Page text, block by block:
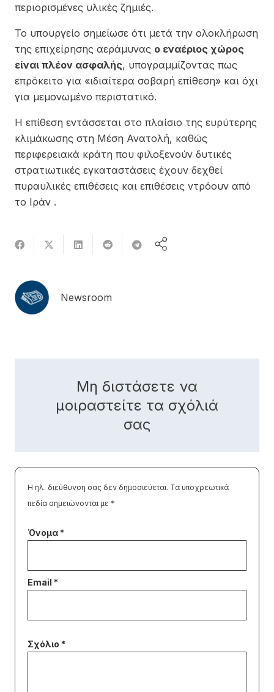
περιορισμένες υλικές ζημιές.
Το υπουργείο σημείωσε ότι μετά την ολοκλήρωση
της επιχείρησης αεράμυνας ο εναέριος χώρος
είναι πλέον ασφαλής, υπογραμμίζοντας πως
επρόκειτο για «ιδιαίτερα σοβαρή επίθεση» και όχι
για μεμονωμένο περιστατικό.
Η επίθεση εντάσσεται στο πλαίσιο της ευρύτερης
κλιμάκωσης στη Μέση Ανατολή, καθώς
περιφερειακά κράτη που φιλοξενούν δυτικές
στρατιωτικές εγκαταστάσεις έχουν δεχθεί
πυραυλικές επιθέσεις και επιθέσεις ντρόουν από
το Ιράν .
Newsroom
Μη διστάσετε να
μοιραστείτε τα σχόλιά
σας
Η ηλ. διεύθυνση σας δεν δημοσιεύεται. Τα υποχρεωτικά
πεδία σημειώνονται με *